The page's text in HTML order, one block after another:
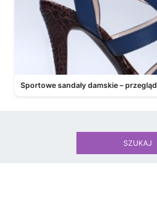
Sportowe sandały damskie – przegląd
SZUKAJ